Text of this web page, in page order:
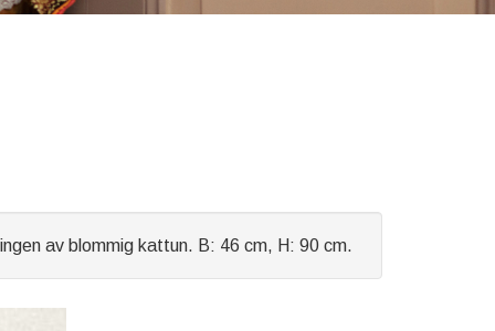
av blommig kattun. B: 46 cm, H: 90 cm.